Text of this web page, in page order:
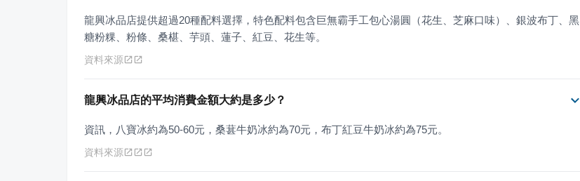
龍興冰品店提供超過20種配料選擇，特色配料包含巨無霸手工包心湯圓（花生、芝麻口味）、銀波布丁、黑
糖粉粿、粉條、桑椹、芋頭、蓮子、紅豆、花生等。
資料來源
龍興冰品店的平均消費金額大約是多少？
資訊，八寶冰約為50-60元，桑葚牛奶冰約為70元，布丁紅豆牛奶冰約為75元。
資料來源